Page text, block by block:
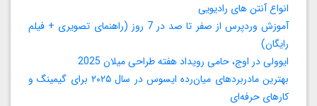
انواع آنتن های رادیویی
آموزش وردپرس از صفر تا صد در 7 روز (راهنمای تصویری + فیلم
رایگان)
ایوولی در اوج، حامی رویداد هفته طراحی میلان 2025
بهترین مادربردهای میان‌رده ایسوس در سال ۲۰۲۵ برای گیمینگ و
کارهای حرفه‌ای